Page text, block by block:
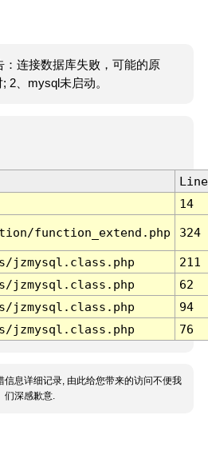
：连接数据库失败，可能的原
2、mysql未启动。
Line
14
function_extend.php 324
jzmysql.class.php
211
jzmysql.class.php
62
jzmysql.class.php
94
jzmysql.class.php 76
信息详细记录, 由此给您带来的访问不便我
们深感歉意.